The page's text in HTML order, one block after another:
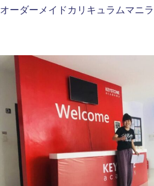
オーダーメイドカリキュラムマニラ